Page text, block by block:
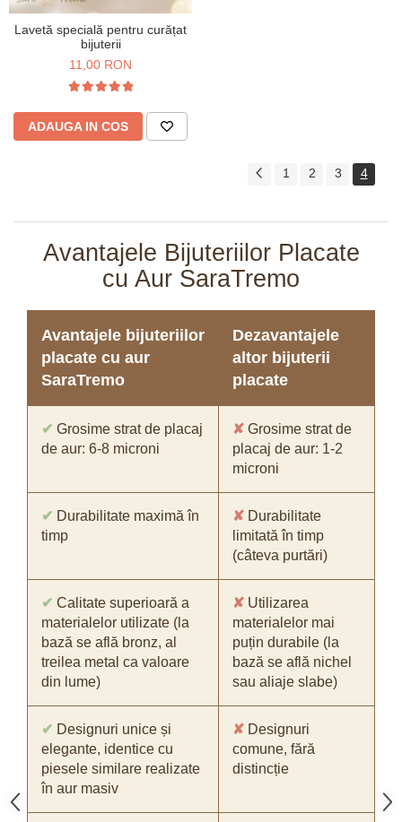
Lavetă specială pentru curățat
bijuterii
11,00 RON
ADAUGA IN COS
1 2 3 4
Avantajele Bijuteriilor Placate
cu Aur SaraTremo
Avantajele bijuteriilor
placate cu aur
SaraTremo
Dezavantajele
altor bijuterii
placate
✔ Grosime strat de placaj
de aur: 6-8 microni
✘ Grosime strat de
placaj de aur: 1-2
microni
✔ Durabilitate maximă în
timp
✘ Durabilitate
limitată în timp
(câteva purtări)
✔ Calitate superioară a
materialelor utilizate (la
bază se află bronz, al
treilea metal ca valoare
din lume)
✘ Utilizarea
materialelor mai
puțin durabile (la
bază se află nichel
sau aliaje slabe)
✔ Designuri unice și
elegante, identice cu
piesele similare realizate
în aur masiv
✘ Designuri
comune, fără
distincție